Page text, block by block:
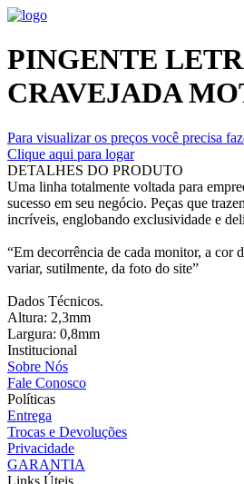
PINGENTE
CRAVEJADA
Para visualizar os preços você precisa
Clique aqui para logar
DETALHES DO PRODUTO
Uma linha totalmente voltada para
sucesso em seu negócio. Peças que
incríveis, englobando exclusividade e
“Em decorrência de cada monitor, a cor
variar, sutilmente, da foto do site”
Dados Técnicos.
Altura: 2,3mm
Largura: 0,8mm
Institucional
Sobre Nós
Fale Conosco
Políticas
Entrega
Trocas e Devoluções
Privacidade
GARANTIA
Links Úteis